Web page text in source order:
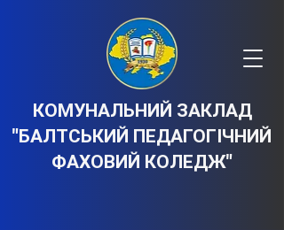
КОМУНАЛЬНИЙ ЗАКЛАД
"БАЛТСЬКИЙ ПЕДАГОГІЧНИЙ
ФАХОВИЙ КОЛЕДЖ"